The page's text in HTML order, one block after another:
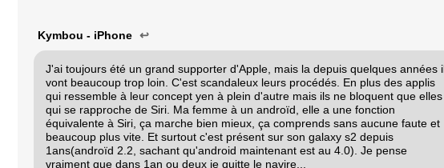
Kymbou - iPhone ↩
J'ai toujours été un grand supporter d'Apple, mais la depuis quelques années
vont beaucoup trop loin. C'est scandaleux leurs procédés. En plus des applis
qui ressemble à leur concept yen à plein d'autre mais ils ne bloquent que elles
qui se rapproche de Siri. Ma femme à un androïd, elle a une fonction
équivalente à Siri, ça marche bien mieux, ça comprends sans aucune faute et
beaucoup plus vite. Et surtout c'est présent sur son galaxy s2 depuis
1ans(androïd 2.2, sachant qu'android maintenant est au 4.0). Je pense
vraiment que dans 1an ou deux je quitte le navire...